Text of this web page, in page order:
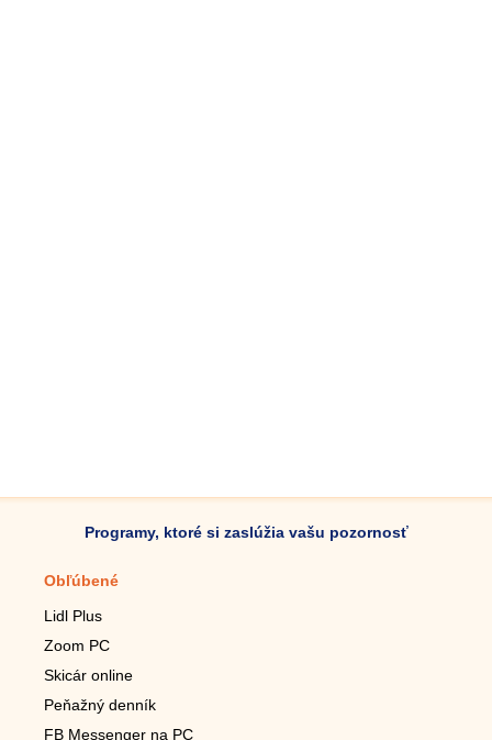
Programy, ktoré si zaslúžia vašu pozornosť
Obľúbené
Lidl Plus
Zoom PC
Skicár online
Peňažný denník
FB Messenger na PC